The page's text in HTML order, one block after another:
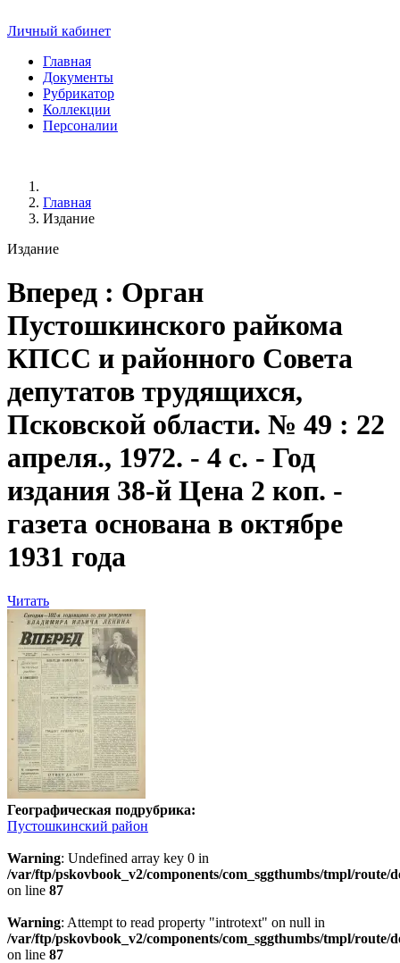
Личный кабинет
Главная
Документы
Рубрикатор
Коллекции
Персоналии
Главная
Издание
Издание
Вперед : Орган
Пустошкинского райкома
КПСС и районного Совета
депутатов трудящихся,
Псковской области. № 49 : 22
апреля., 1972. - 4 с. - Год
издания 38-й Цена 2 коп. -
газета основана в октябре
1931 года
Читать
Географическая подрубрика:
Пустошкинский район
Warning: Undefined array key 0 in
/var/ftp/pskovbook_v2/components/com_sggthumbs/tmpl/route/
on line 87
Warning: Attempt to read property "introtext" on null in
/var/ftp/pskovbook_v2/components/com_sggthumbs/tmpl/route/
on line 87